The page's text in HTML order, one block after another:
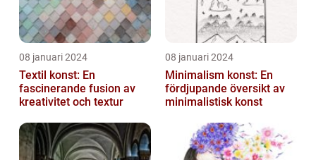
08 januari 2024
Textil konst: En
fascinerande fusion av
kreativitet och textur
08 januari 2024
Minimalism konst: En
fördjupande översikt av
minimalistisk konst